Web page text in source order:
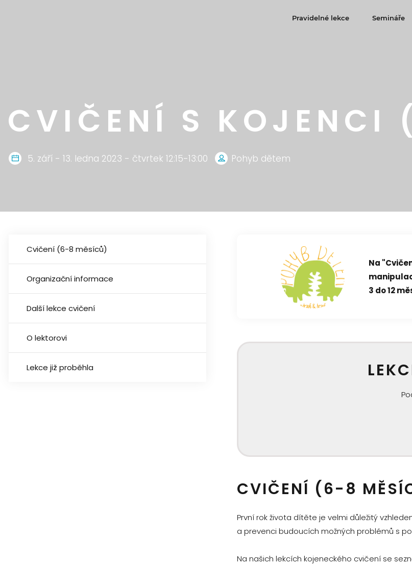
Pravidelné lekce Semináře
CVIČENÍ S
5. září - 13. ledna 2023 - čtvrtek 12:15-13:00 Pohyb dětem
Cvičení (6-8 měsíců)
Organizační informace
Další lekce cvičení
O lektorovi
Lekce již proběhla
Na
3 do 12
CVIČENÍ (6-8
První rok života dítěte je velmi důležitý
a prevenci budoucích možných problémů s
Na našich lekcích kojeneckého cvičení se